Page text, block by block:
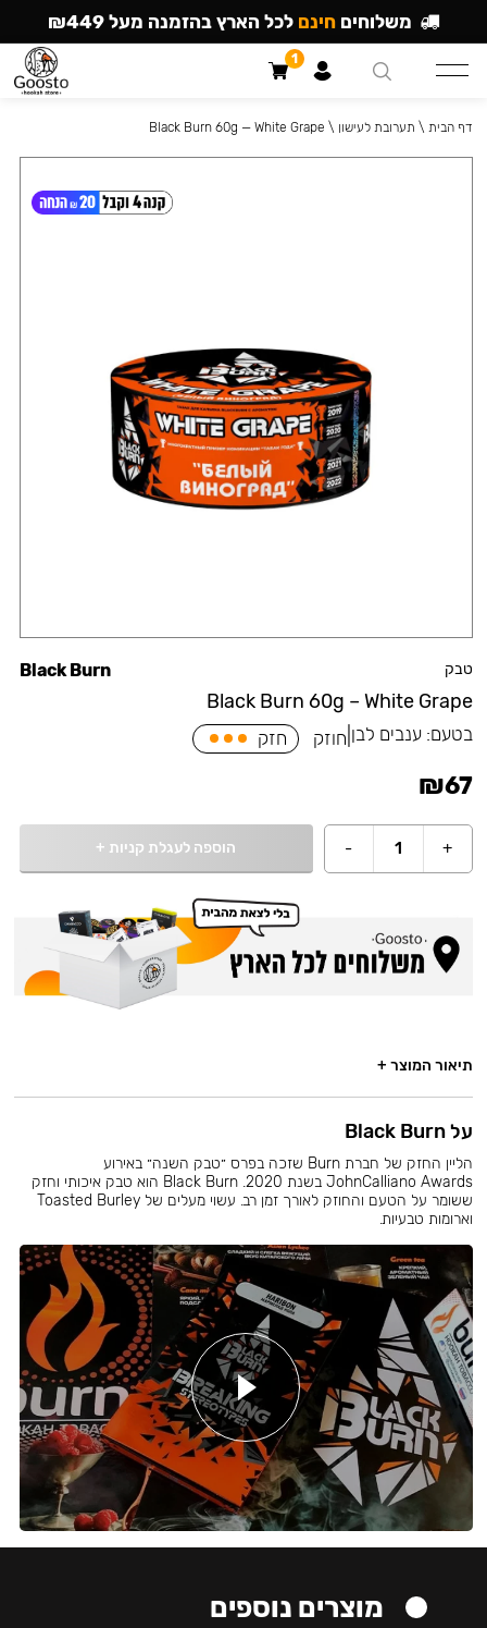
טבק
Black Burn 60g – White Grape
Black Burn
בטעם:ענבים לבן חוזק חזק
₪67
+
1
- הוספה לעגלת קניות +
דף הבית \ תערובת לעישון \
Black Burn 60g — White Grape
תיאור המוצר +
על Black Burn
הליין החזק של חברת Burn שזכה בפרס ״טבק השנה״ באירוע
JohnCalliano Awards בשנת 2020. Black Burn הוא טבק איכותי וחזק
ששומר על הטעם והחוזק לאורך זמן רב. עשוי מעלים של Toasted Burley
וארומות טבעיות.
מוצרים נוספים
משלוחים חינם לכל הארץ בהזמנה מעל ₪449
1